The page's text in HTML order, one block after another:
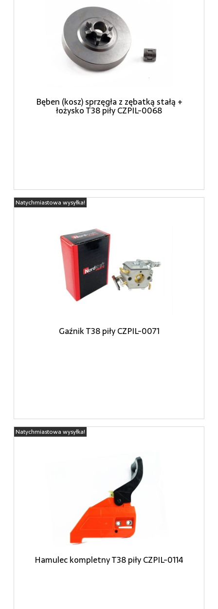
Bęben (kosz) sprzęgła z zębatką stałą +
łożysko T38 piły CZPIL-0068
Gaźnik T38 piły CZPIL-0071
Natychmiastowa wysyłka!
Hamulec kompletny T38 piły CZPIL-0114
Natychmiastowa wysyłka!